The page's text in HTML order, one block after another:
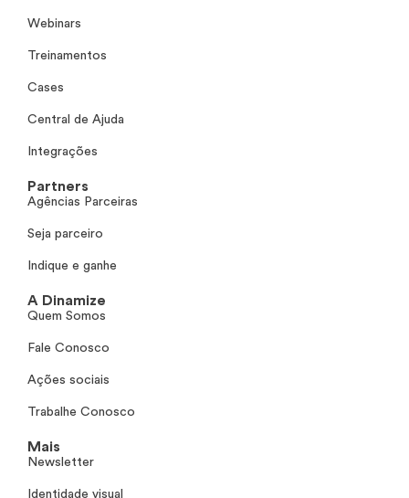
Webinars
Treinamentos
Cases
Central de Ajuda
Integrações
Partners
Agências Parceiras
Seja parceiro
Indique e ganhe
A Dinamize
Quem Somos
Fale Conosco
Ações sociais
Trabalhe Conosco
Mais
Newsletter
Identidade visual